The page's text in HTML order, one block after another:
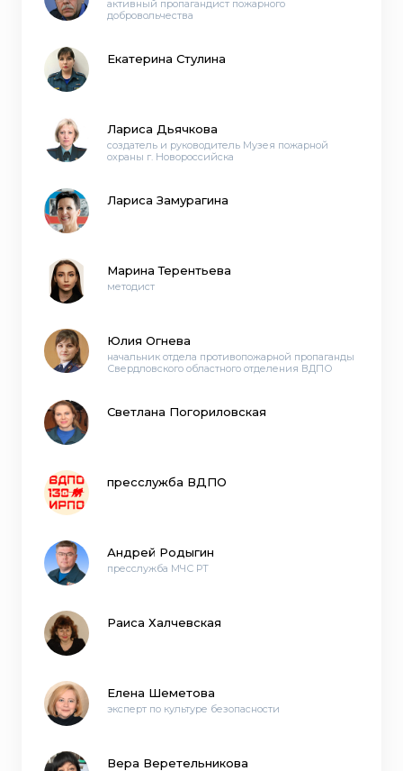
активный пропагандист пожарного
добровольчества
Екатерина Стулина
Лариса Дьячкова
создатель и руководитель Музея пожарной
охраны г. Новороссийска
Лариса Замурагина
Марина Терентьева
методист
Юлия Огнева
начальник отдела противопожарной пропаганды
Свердловского областного отделения ВДПО
Светлана Погориловская
пресслужба ВДПО
Андрей Родыгин
пресслужба МЧС РТ
Раиса Халчевская
Елена Шеметова
эксперт по культуре безопасности
Вера Веретельникова